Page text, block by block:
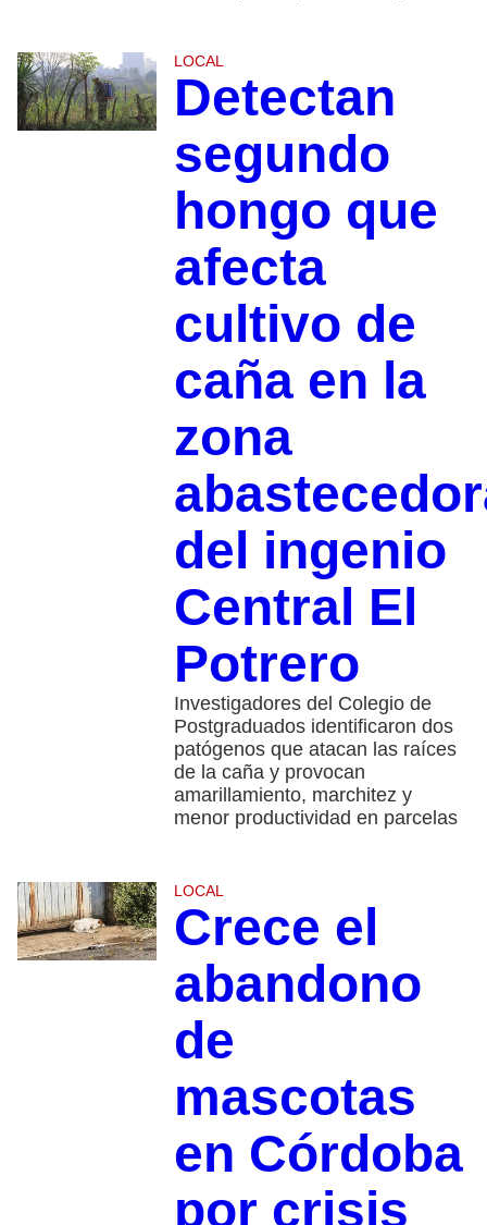
LOCAL
Detectan
segundo
hongo que
afecta
cultivo de
caña en la
zona
del ingenio
Central El
Potrero
Investigadores del Colegio de
Postgraduados identificaron dos
patógenos que atacan las raíces
de la caña y provocan
amarillamiento, marchitez y
menor productividad en parcelas
LOCAL
Crece el
abandono
de
mascotas
en Córdoba
por crisis